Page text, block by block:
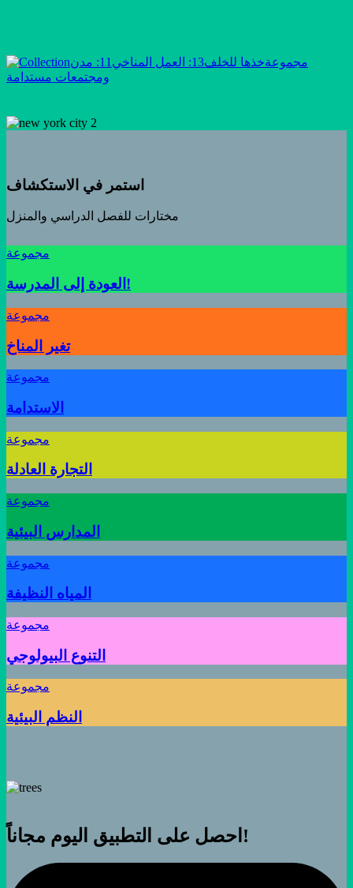
مجموعةخذها للخلف13: العمل المناخي
11: مدن
ومجتمعات مستدامة
استمر في الاستكشاف
مختارات للفصل الدراسي والمنزل
مجموعة
العودة إلى المدرسة!
مجموعة
تغير المناخ
مجموعة
الاستدامة
مجموعة
التجارة العادلة
مجموعة
المدارس البيئية
مجموعة
المياه النظيفة
مجموعة
التنوع البيولوجي
مجموعة
النظم البيئية
احصل على التطبيق اليوم مجاناً!